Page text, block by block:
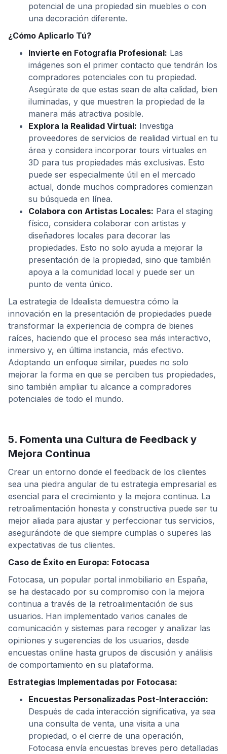
potencial de una propiedad sin muebles o con
una decoración diferente.
¿Cómo Aplicarlo Tú?
Invierte en Fotografía Profesional: Las
imágenes son el primer contacto que tendrán los
compradores potenciales con tu propiedad.
Asegúrate de que estas sean de alta calidad, bien
iluminadas, y que muestren la propiedad de la
manera más atractiva posible.
Explora la Realidad Virtual: Investiga
proveedores de servicios de realidad virtual en tu
área y considera incorporar tours virtuales en
3D para tus propiedades más exclusivas. Esto
puede ser especialmente útil en el mercado
actual, donde muchos compradores comienzan
su búsqueda en línea.
Colabora con Artistas Locales: Para el staging
físico, considera colaborar con artistas y
diseñadores locales para decorar las
propiedades. Esto no solo ayuda a mejorar la
presentación de la propiedad, sino que también
apoya a la comunidad local y puede ser un
punto de venta único.
La estrategia de Idealista demuestra cómo la
innovación en la presentación de propiedades puede
transformar la experiencia de compra de bienes
raíces, haciendo que el proceso sea más interactivo,
inmersivo y, en última instancia, más efectivo.
Adoptando un enfoque similar, puedes no solo
mejorar la forma en que se perciben tus propiedades,
sino también ampliar tu alcance a compradores
potenciales de todo el mundo.
5. Fomenta una Cultura de Feedback y
Mejora Continua
Crear un entorno donde el feedback de los clientes
sea una piedra angular de tu estrategia empresarial es
esencial para el crecimiento y la mejora continua. La
retroalimentación honesta y constructiva puede ser tu
mejor aliada para ajustar y perfeccionar tus servicios,
asegurándote de que siempre cumplas o superes las
expectativas de tus clientes.
Caso de Éxito en Europa: Fotocasa
Fotocasa, un popular portal inmobiliario en España,
se ha destacado por su compromiso con la mejora
continua a través de la retroalimentación de sus
usuarios. Han implementado varios canales de
comunicación y sistemas para recoger y analizar las
opiniones y sugerencias de los usuarios, desde
encuestas online hasta grupos de discusión y análisis
de comportamiento en su plataforma.
Estrategias Implementadas por Fotocasa:
Encuestas Personalizadas Post-Interacción:
Después de cada interacción significativa, ya sea
una consulta de venta, una visita a una
propiedad, o el cierre de una operación,
Fotocasa envía encuestas breves pero detalladas